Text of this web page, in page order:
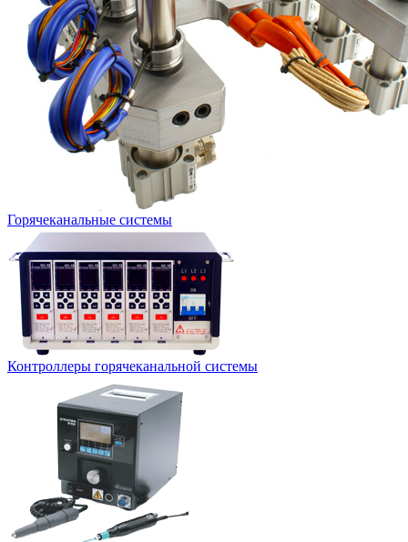
Горячеканальные системы
Контроллеры горячеканальной системы